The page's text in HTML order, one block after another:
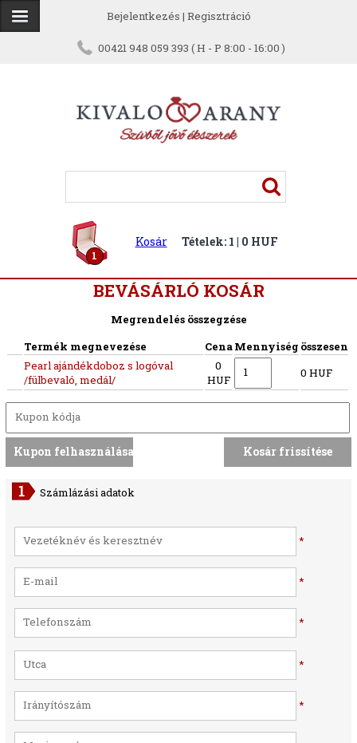
Bejelentkezés | Regisztráció
00421 948 059 393 ( H - P 8:00 - 16:00 )
1
Kosár Tételek: 1 | 0 HUF
BEVÁSÁRLÓ KOSÁR
Megrendelés összegzése
Termék megnevezése
CenaMennyiség összesen
Pearl ajándékdoboz s logóval
/fülbevaló, medál/
0
HUF
0 HUF
Számlázási adatok
*
*
*
*
*